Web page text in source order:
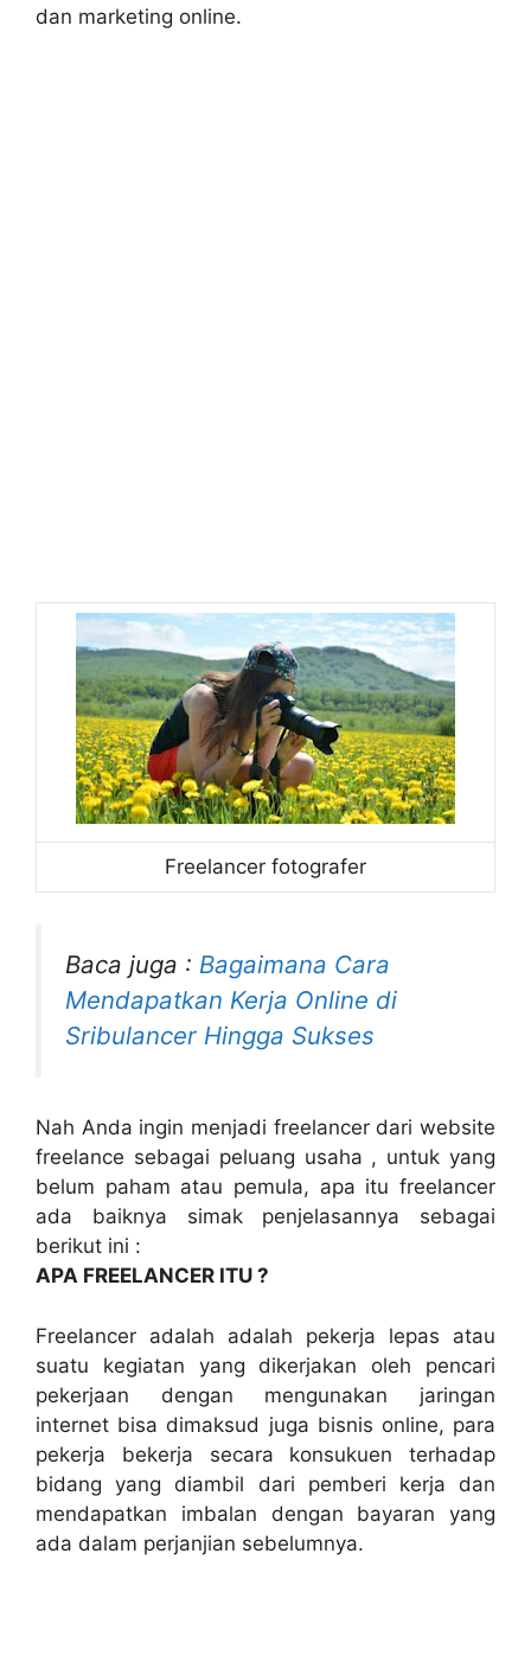
dan marketing online.
Freelancer fotografer
Baca juga : Bagaimana Cara
Mendapatkan Kerja Online di
Sribulancer Hingga Sukses
Nah Anda ingin menjadi freelancer dari website
freelance sebagai peluang usaha , untuk yang
belum paham atau pemula, apa itu freelancer
ada baiknya simak penjelasannya sebagai
berikut ini :
APA FREELANCER ITU ?
Freelancer adalah adalah pekerja lepas atau
suatu kegiatan yang dikerjakan oleh pencari
pekerjaan dengan mengunakan jaringan
internet bisa dimaksud juga bisnis online, para
pekerja bekerja secara konsukuen terhadap
bidang yang diambil dari pemberi kerja dan
mendapatkan imbalan dengan bayaran yang
ada dalam perjanjian sebelumnya.